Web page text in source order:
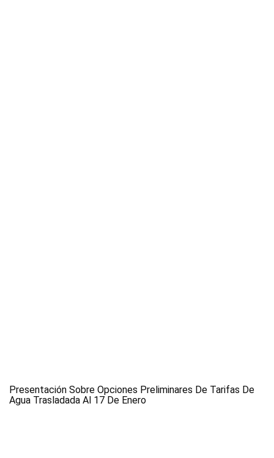
Presentación Sobre Opciones Preliminares De Tarifas De
Agua Trasladada Al 17 De Enero